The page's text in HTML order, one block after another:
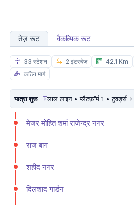
तेज़ रूट वैकल्पिक रूट
33 स्टेशन 2 इंटरचेंज 42.1 Km
कठिन मार्ग
यात्रा शुरू लाल लाइन • प्लैटफ़ॉर्म 1 • टुवर्ड्स
मे‌‌जर मोहित शर्मा राजेन्द्र नगर
राज बाग
शहीद नगर
दिलशाद गार्डन